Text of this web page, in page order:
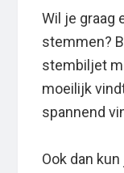
Wil je graag
stemmen?
stembiljet
moeilijk
spannend
Ook dan